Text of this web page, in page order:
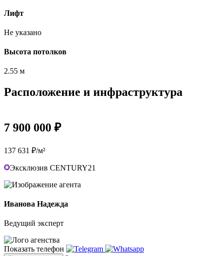
Лифт
Не указано
Высота потолков
2.55 м
Расположение и инфраструктура
7 900 000 ₽
137 631 ₽/м²
Эксклюзив CENTURY21
Иванова Надежда
Ведущий эксперт
Показать телефон